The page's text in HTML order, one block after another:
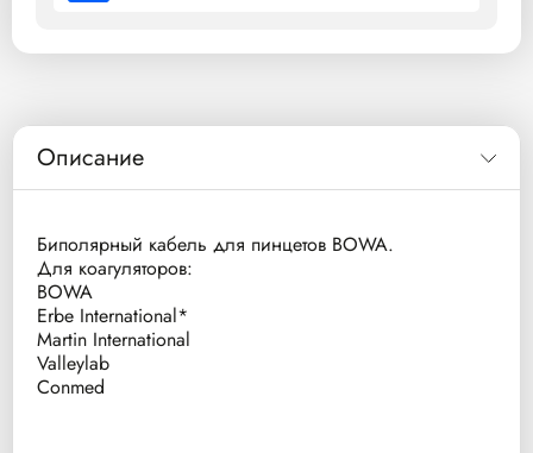
Описание
Биполярный кабель для пинцетов BOWA.
Для коагуляторов:
BOWA
Erbe International*
Martin International
Valleylab
Conmed